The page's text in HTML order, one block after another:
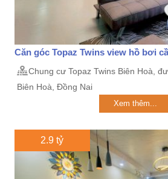
Căn góc Topaz Twins view hồ bơi
Chung cư Topaz Twins Biên Hoà,
Biên Hoà, Đồng Nai
Xem thêm...
2.9 tỷ